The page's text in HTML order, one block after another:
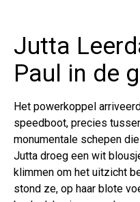
Jutta
Paul in de
Het powerkoppel
speedboot, precies
monumentale schepen
Jutta droeg een wit
klimmen om het uitzicht
stond ze, op haar blote